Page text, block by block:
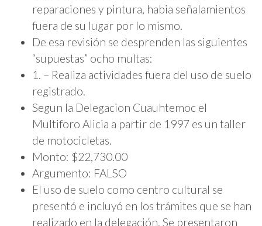
reparaciones y pintura, habia señalamientos
fuera de su lugar por lo mismo.
De esa revisión se desprenden las siguientes
“supuestas” ocho multas:
1. – Realiza actividades fuera del uso de suelo
registrado.
Segun la Delegacion Cuauhtemoc el
Multiforo Alicia a partir de 1997 es un taller
de motocicletas.
Monto: $22,730.00
Argumento: FALSO
El uso de suelo como centro cultural se
presentó e incluyó en los trámites que se han
realizado en la delegación. Se presentaron